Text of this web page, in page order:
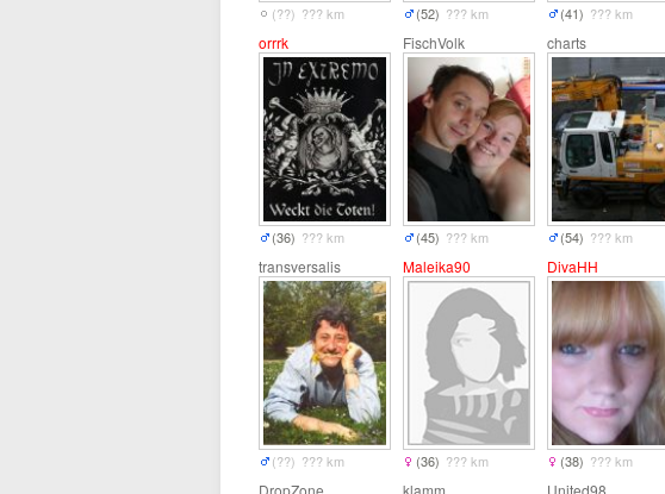
(??) ??? km (52) ??? km (41) ??? km
orrrk
(36) ??? km
FischVolk
(45) ??? km
charts
(54) ??? km
transversalis
(??) ??? km
Maleika90
(36) ??? km
DivaHH
(38) ??? km
DropZone klamm United98